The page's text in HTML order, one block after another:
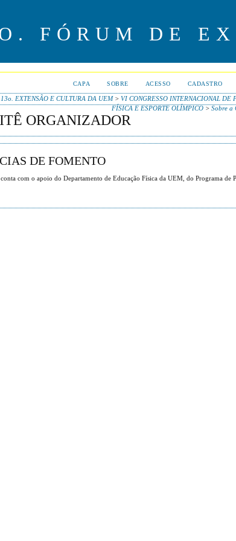
FÓRUM DE
CAPA SOBRE ACESSO CADASTRO
13o. EXTENSÃO E CULTURA DA UEM> VI CONGRESSO INTERNACIONAL DE
FÍSICA E ESPORTE OLÍMPICO> Sobre a
ORGANIZADOR
DE FOMENTO
com o apoio do Departamento de Educação Física da UEM, do Programa de